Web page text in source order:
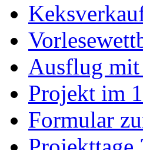
Ausflug mit
Projekt im
Formular